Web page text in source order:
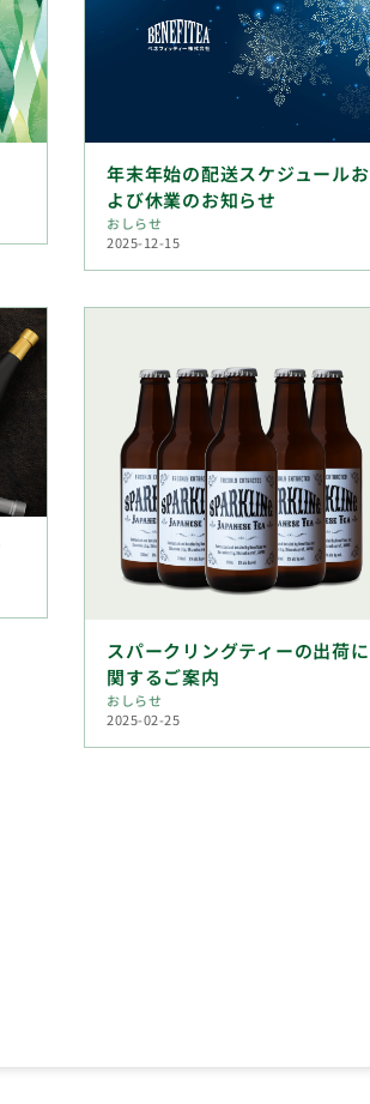
年末年始の配送スケジュールお
よび休業のお知らせ
おしらせ
2025-12-15
スパークリングティーの出荷に
関するご案内
おしらせ
2025-02-25